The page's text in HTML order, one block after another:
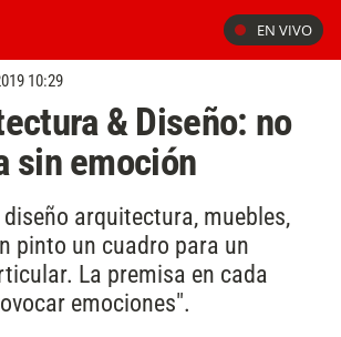
EN VIVO
10:29
& Diseño: no
sin emoción
arquitectura, muebles,
pinto un cuadro para un
La premisa en cada
emociones".